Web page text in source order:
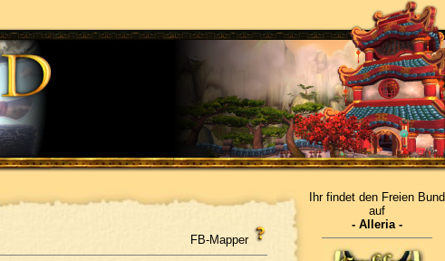
FB-Mapper
Ihr findet den Freien Bund
auf
- Alleria -